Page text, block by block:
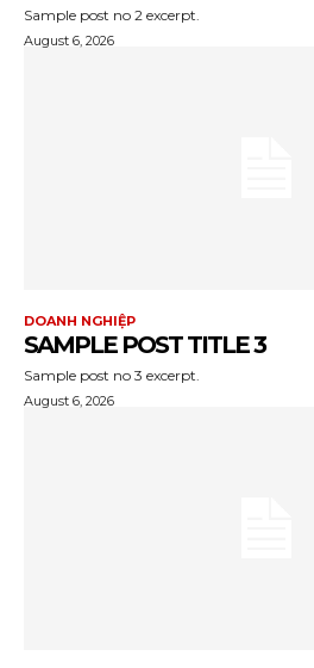
Sample post no 2 excerpt.
August 6, 2026
DOANH NGHIỆP
SAMPLE POST TITLE 3
Sample post no 3 excerpt.
August 6, 2026